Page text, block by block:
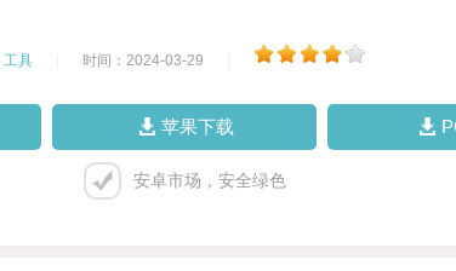
工具 时间：2024-03-29
苹果下载
安卓市场，安全绿色